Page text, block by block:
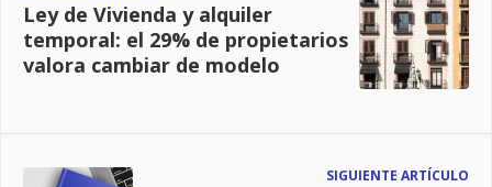
Ley de Vivienda y alquiler
temporal: el 29% de propietarios
valora cambiar de modelo
SIGUIENTE ARTÍCULO